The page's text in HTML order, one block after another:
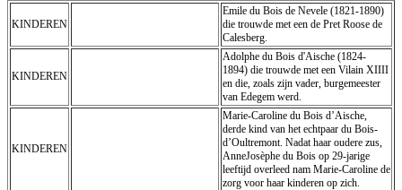
KINDEREN
Emile du Bois de Nevele (1821-1890)
die trouwde met een de Pret Roose de
Calesberg.
KINDEREN
Adolphe du Bois d'Aische (1824-
1894) die trouwde met een Vilain XIIII
en die, zoals zijn vader, burgemeester
van Edegem werd.
KINDEREN
Marie-Caroline du Bois d’Aische,
derde kind van het echtpaar du Bois-
d’Oultremont. Nadat haar oudere zus,
AnneJosèphe du Bois op 29-jarige
leeftijd overleed nam Marie-Caroline de
zorg voor haar kinderen op zich.